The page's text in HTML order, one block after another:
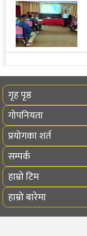
गृह पृष्ठ
गोपनियता
प्रयोगका शर्त
सम्पर्क
हाम्रो टिम
हाम्रो बारेमा